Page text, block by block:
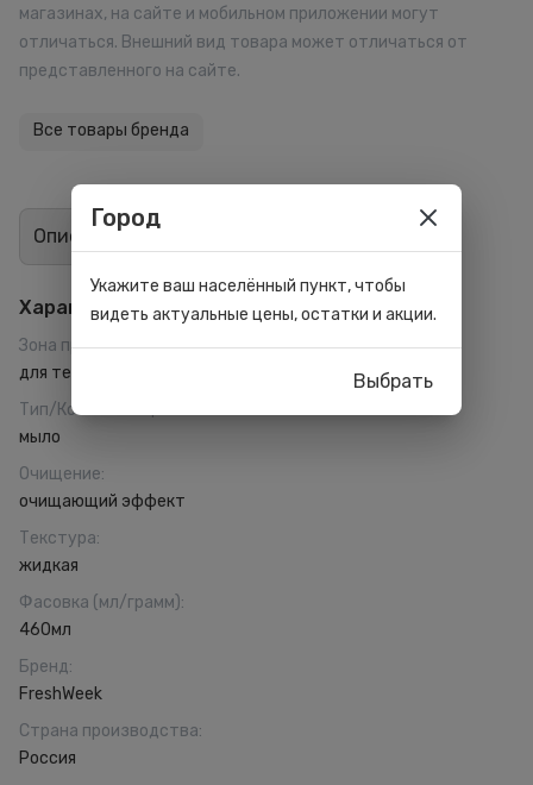
магазинах, на сайте и мобильном приложении могут
отличаться. Внешний вид товара может отличаться от
представленного на сайте.
Все товары бренда
Описание Отзывы
Характеристики
Зона применения:
для тела
Тип/Консистенция
мыло
Очищение:
очищающий эффект
Текстура:
жидкая
Фасовка (мл/грамм):
460мл
Бренд:
FreshWeek
Страна производства:
Россия
Город
Укажите ваш населённый пункт, чтобы
видеть актуальные цены, остатки и акции.
Выбрать